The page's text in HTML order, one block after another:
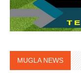
MUGLA NEWS